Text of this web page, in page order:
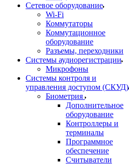
Сетевое оборудование
Wi-Fi
Коммутаторы
Коммутационное
оборудование
Разъемы, переходники
Системы аудиорегистрации
Микрофоны
Системы контроля и
управления доступом (СКУД)
Биометрия
Дополнительное
оборудование
Контроллеры и
терминалы
Программное
обеспечение
Считыватели